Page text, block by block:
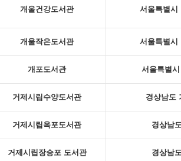
개울건강도서관 서울특별시
개울작은도서관 서울특별시
개포도서관 서울특별
거제시립수양도서관 경상남도
거제시립옥포도서관 경상남
거제시립장승포 도서관 경상남